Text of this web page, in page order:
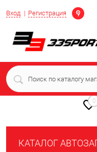
Вход Регистрация
Определение
0
КАТАЛОГ